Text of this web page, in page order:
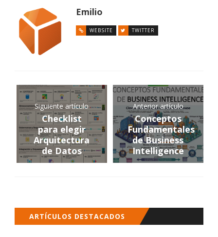
Emilio
WEBSITE TWITTER
Siguiente artículo
Checklist
para elegir
Arquitectura
de Datos
Anterior artículo
Conceptos
Fundamentales
de Business
Intelligence
ARTÍCULOS DESTACADOS